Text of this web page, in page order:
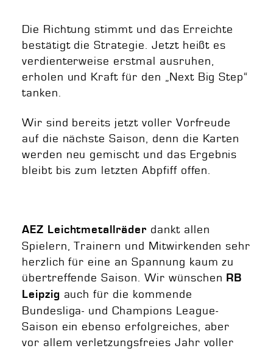
Die Richtung stimmt und das Erreichte
bestätigt die Strategie. Jetzt heißt es
verdienterweise erstmal ausruhen,
erholen und Kraft für den „Next Big Step“
tanken.
Wir sind bereits jetzt voller Vorfreude
auf die nächste Saison, denn die Karten
werden neu gemischt und das Ergebnis
bleibt bis zum letzten Abpfiff offen.
AEZ Leichtmetallräder dankt allen
Spielern, Trainern und Mitwirkenden sehr
herzlich für eine an Spannung kaum zu
übertreffende Saison. Wir wünschen RB
Leipzig auch für die kommende
Bundesliga- und Champions League-
Saison ein ebenso erfolgreiches, aber
vor allem verletzungsfreies Jahr voller